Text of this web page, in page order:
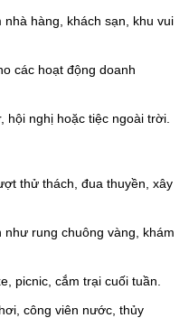
hàng, khách sạn, khu vui
các hoạt động doanh
hội nghị hoặc tiệc ngoài trời.
thử thách, đua thuyền, xây
rung chuông vàng, khám
picnic, cắm trại cuối tuần.
công viên nước, thủy